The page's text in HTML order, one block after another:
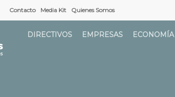
Contacto Media Kit Quienes Somos
DIRECTIVOS EMPRESAS ECONOMÍA